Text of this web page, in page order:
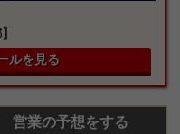
ルを見る
営業の予想をする